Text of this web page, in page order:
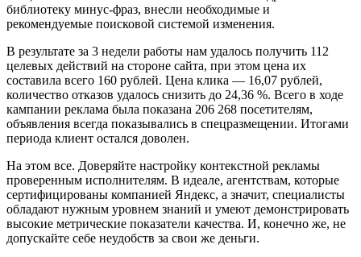
библиотеку минус-фраз, внесли необходимые и
рекомендуемые поисковой системой изменения.
В результате за 3 недели работы нам удалось получить 112
целевых действий на стороне сайта, при этом цена их
составила всего 160 рублей. Цена клика — 16,07 рублей,
количество отказов удалось снизить до 24,36 %. Всего в ходе
кампании реклама была показана 206 268 посетителям,
объявления всегда показывались в спецразмещении. Итогами
периода клиент остался доволен.
На этом все. Доверяйте настройку контекстной рекламы
проверенным исполнителям. В идеале, агентствам, которые
сертифицированы компанией Яндекс, а значит, специалисты
обладают нужным уровнем знаний и умеют демонстрировать
высокие метрические показатели качества. И, конечно же, не
допускайте себе неудобств за свои же деньги.